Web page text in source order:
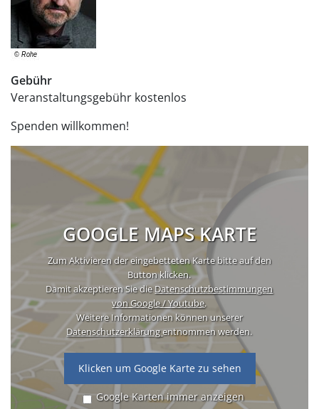
Gebühr
Veranstaltungsgebühr kostenlos
Spenden willkommen!
GOOGLE MAPS KARTE
Zum Aktivieren der eingebetteten Karte bitte auf den
Button klicken.
Damit akzeptieren Sie dieDatenschutzbestimmungen
von Google / Youtube.
Weitere Informationen können unserer
Datenschutzerklärungentnommen werden.
Klicken um Google Karte zu sehen
Google Karten immer anzeigen